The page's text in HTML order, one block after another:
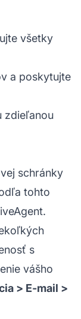
všetky
a poskytujte
zdieľanou
schránky
tohto
s
vášho
> E-mail >